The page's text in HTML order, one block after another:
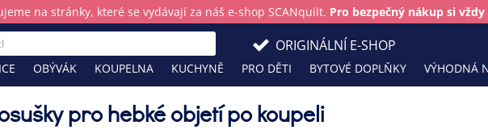
na stránky, které se vydávají za náš e-shop SCANquilt. Pro bezpečný nákup si
OBÝVÁK KOUPELNA KUCHYNĚ PRO DĚTI BYTOVÉ DOPLŇKY VÝHODNÁ
ORIGINÁLNÍ E-SHOP
pro hebké objetí po koupeli